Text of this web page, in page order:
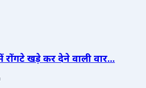
खड़े कर देने वाली वार...